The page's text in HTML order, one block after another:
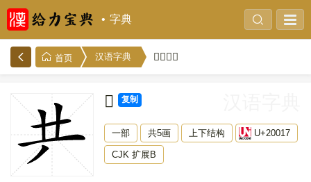
字典
首页 汉语字典 𠀗的解释
𠀗 复制
一部 共5画 上下结构 U+20017
CJK 扩展B